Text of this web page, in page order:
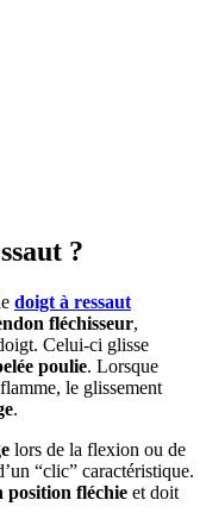
?
doigt à ressaut
fléchisseur,
Celui-ci glisse
poulie. Lorsque
le glissement
.
lors de la flexion ou de
“clic” caractéristique.
position fléchie et doit